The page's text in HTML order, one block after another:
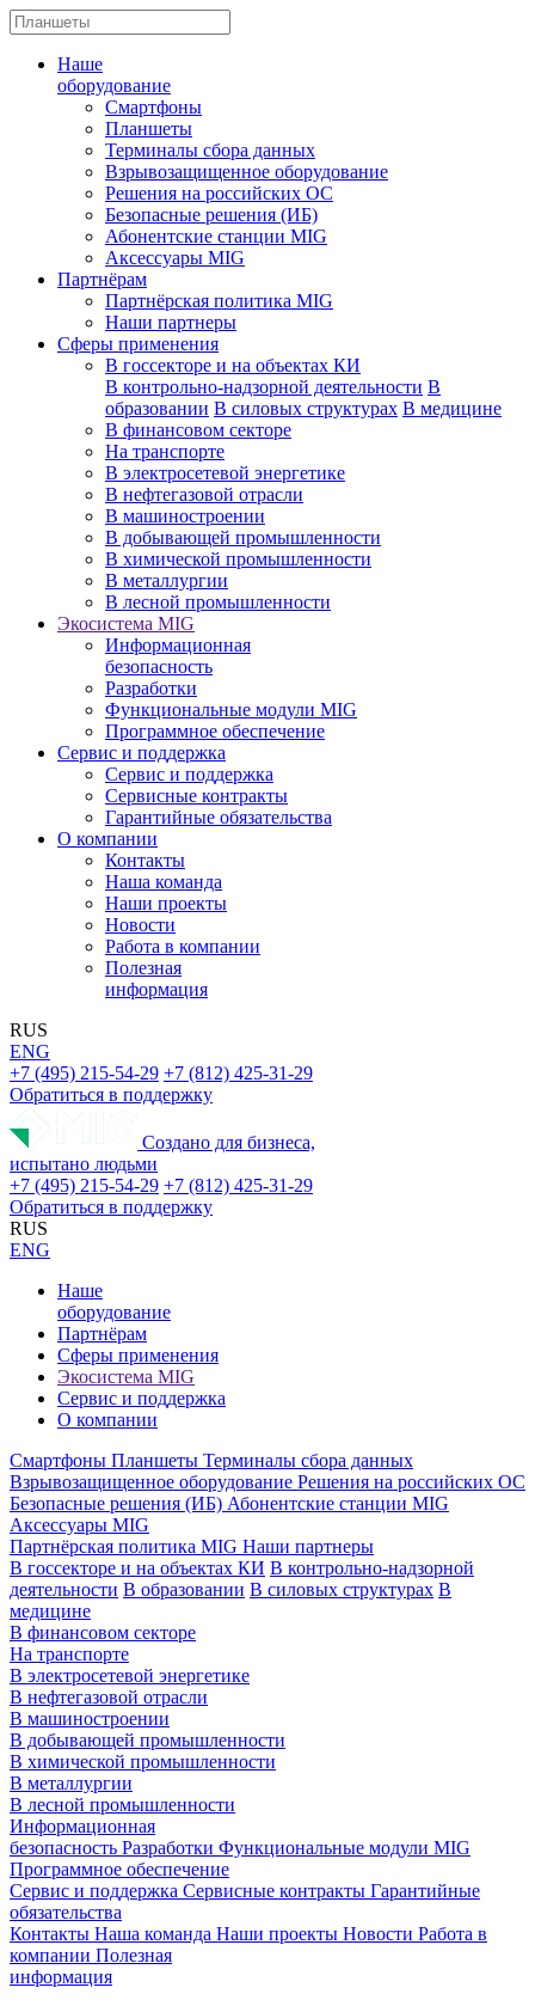
Наше
оборудование
Смартфоны
Планшеты
Терминалы сбора данных
Взрывозащищенное оборудование
Решения на российских ОС
Безопасные решения (ИБ)
Абонентские станции MIG
Аксессуары MIG
Партнёрам
Партнёрская политика MIG
Наши партнеры
Сферы применения
В госсекторе и на объектах КИ
В контрольно-надзорной деятельности В
образовании В силовых структурах В медицине
В финансовом секторе
На транспорте
В электросетевой энергетике
В нефтегазовой отрасли
В машиностроении
В добывающей промышленности
В химической промышленности
В металлургии
В лесной промышленности
Экосистема MIG
Информационная
безопасность
Разработки
Функциональные модули MIG
Программное обеспечение
Сервис и поддержка
Сервис и поддержка
Сервисные контракты
Гарантийные обязательства
О компании
Контакты
Наша команда
Наши проекты
Новости
Работа в компании
Полезная
информация
RUS
ENG
+7 (495) 215-54-29 +7 (812) 425-31-29
Обратиться в поддержку
Создано для бизнеса,
испытано людьми
+7 (495) 215-54-29 +7 (812) 425-31-29
Обратиться в поддержку
RUS
ENG
Наше
оборудование
Партнёрам
Сферы применения
Экосистема MIG
Сервис и поддержка
О компании
Смартфоны Планшеты Терминалы сбора данных
Взрывозащищенное оборудование Решения на российских ОС
Безопасные решения (ИБ) Абонентские станции MIG
Аксессуары MIG
Партнёрская политика MIG Наши партнеры
В госсекторе и на объектах КИ В контрольно-надзорной
деятельности В образовании В силовых структурах В
медицине
В финансовом секторе
На транспорте
В электросетевой энергетике
В нефтегазовой отрасли
В машиностроении
В добывающей промышленности
В химической промышленности
В металлургии
В лесной промышленности
Информационная
безопасность Разработки Функциональные модули MIG
Программное обеспечение
Сервис и поддержка Сервисные контракты Гарантийные
обязательства
Контакты Наша команда Наши проекты Новости Работа в
компании Полезная
информация